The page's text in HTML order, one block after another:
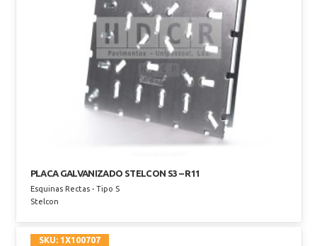
PLACA GALVANIZADO STELCON S3 – R11
Esquinas Rectas - Tipo S
Stelcon
SKU: 1X100707